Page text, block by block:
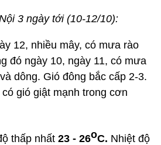
3 ngày tới (10-12/10):
12, nhiều mây, có mưa rào
đó ngày 10, ngày 11, có mưa
dông. Gió đông bắc cấp 2-3.
gió giật mạnh trong cơn
thấp nhất 23 - 26oC. Nhiệt độ